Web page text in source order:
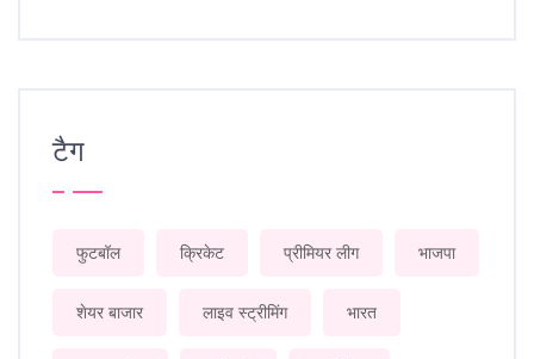
टैग
फुटबॉल क्रिकेट प्रीमियर लीग भाजपा
शेयर बाजार लाइव स्ट्रीमिंग भारत